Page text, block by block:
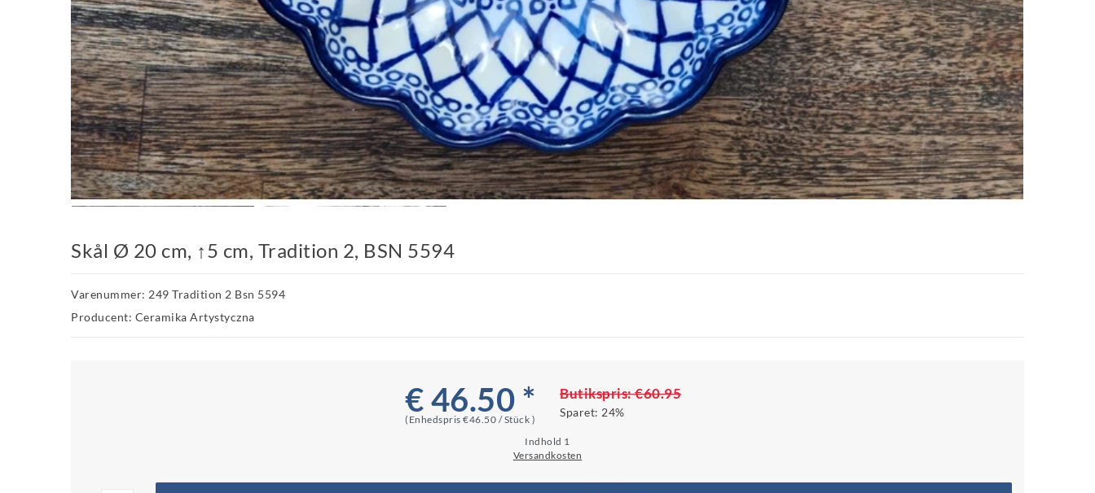
Skål Ø 20 cm, ↑5 cm, Tradition 2, BSN 5594
Varenummer: 249 Tradition 2 Bsn 5594
Producent: Ceramika Artystyczna
€ 46.50 *
(Enhedspris €46.50 / Stück )
Butikspris:€60.95
Sparet: 24%
Indhold 1
Versandkosten